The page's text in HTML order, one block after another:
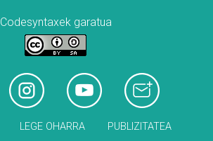
Codesyntaxek garatua
LEGE OHARRA PUBLIZITATEA